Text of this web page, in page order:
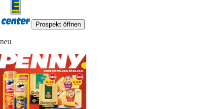
Prospekt öffnen
neu